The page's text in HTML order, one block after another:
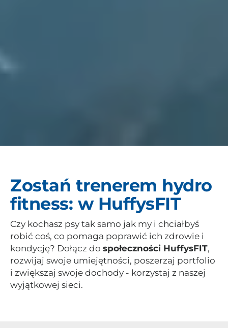
Zostań trenerem hydro
fitness: w HuffysFIT
Czy kochasz psy tak samo jak my i chciałbyś
robić coś, co pomaga poprawić ich zdrowie i
kondycję? Dołącz do społeczności HuffysFIT,
rozwijaj swoje umiejętności, poszerzaj portfolio
i zwiększaj swoje dochody - korzystaj z naszej
wyjątkowej sieci.